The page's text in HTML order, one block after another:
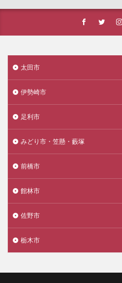
太田市
伊勢崎市
足利市
みどり市・笠懸・藪塚
前橋市
館林市
佐野市
栃木市